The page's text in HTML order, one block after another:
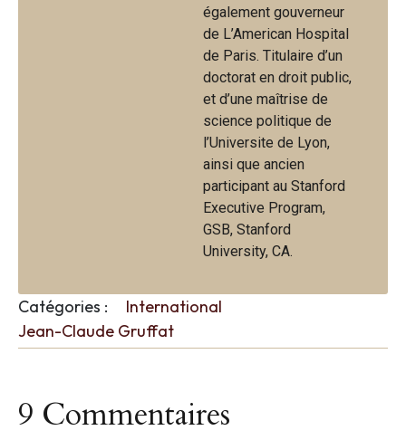
également gouverneur
de L’American Hospital
de Paris. Titulaire d’un
doctorat en droit public,
et d’une maîtrise de
science politique de
l’Universite de Lyon,
ainsi que ancien
participant au Stanford
Executive Program,
GSB, Stanford
University, CA.
Catégories :
International
Jean-Claude Gruffat
9 Commentaires